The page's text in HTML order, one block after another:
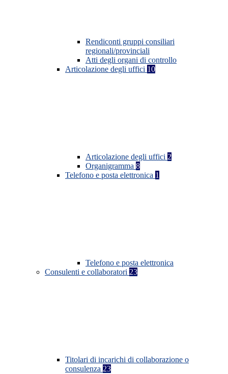
Rendiconti gruppi consiliari
regionali/provinciali
Atti degli organi di controllo
Articolazione degli uffici 10
Articolazione degli uffici 2
Organigramma 8
Telefono e posta elettronica 1
Telefono e posta elettronica
Consulenti e collaboratori 23
Titolari di incarichi di collaborazione o
consulenza 23